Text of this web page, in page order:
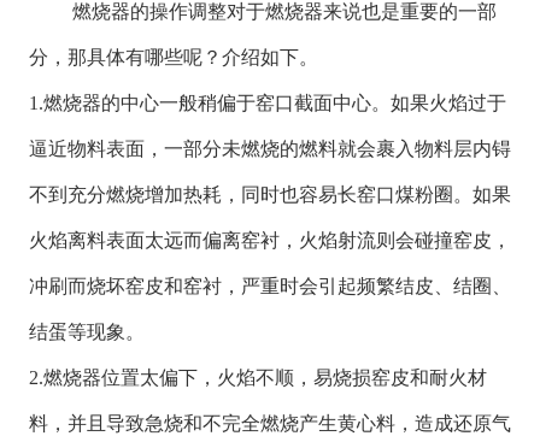
燃烧器的操作调整对于燃烧器来说也是重要的一部
分，那具体有哪些呢？介绍如下。
1.燃烧器的中心一般稍偏于窑口截面中心。如果火焰过于
逼近物料表面，一部分未燃烧的燃料就会裹入物料层内锝
不到充分燃烧增加热耗，同时也容易长窑口煤粉圈。如果
火焰离料表面太远而偏离窑衬，火焰射流则会碰撞窑皮，
冲刷而烧坏窑皮和窑衬，严重时会引起频繁结皮、结圈、
结蛋等现象。
2.燃烧器位置太偏下，火焰不顺，易烧损窑皮和耐火材
料，并且导致急烧和不完全燃烧产生黄心料，造成还原气